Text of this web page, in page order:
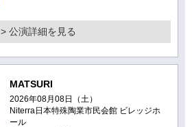
> 公演詳細を見る
MATSURI
2026年08月08日（土）
Niterra日本特殊陶業市民会館 ビレッジホ
ール